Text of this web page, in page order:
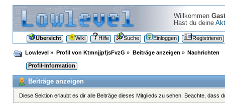
Willkommen Gast
Hast du deine
Übersicht Wiki Hilfe Suche Einloggen Registrieren
Lowlevel » Profil von KtmnjjpfjsFvzG » Beiträge anzeigen » Nachrichten
Profil-Information
Beiträge anzeigen
Diese Sektion erlaubt es dir alle Beiträge dieses Mitglieds zu sehen. Beachte,